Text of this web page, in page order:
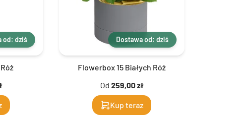
od: dziś Dostawa od: dziś
Flowerbox 15 Białych Róż
Od 259,00 zł
Kup teraz